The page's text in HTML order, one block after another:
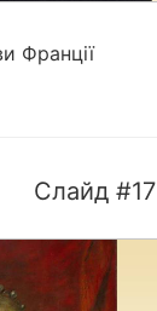
Франції
Слайд #17